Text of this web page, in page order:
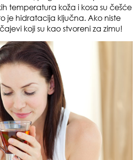
temperatura koža i kosa su češće
je hidratacija ključna. Ako niste
koji su kao stvoreni za zimu!